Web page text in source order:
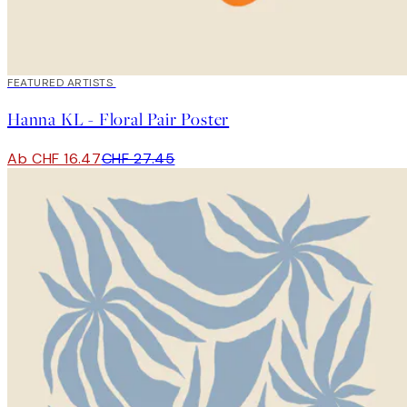
40%*
FEATURED ARTISTS
Hanna KL - Floral Pair Poster
Ab CHF 16.47CHF 27.45